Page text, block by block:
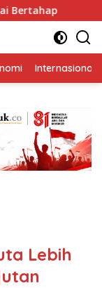
Cibir
Internasional
Lebih